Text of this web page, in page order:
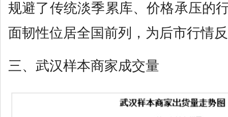
规避了传统淡季累库、价格承压的
面韧性位居全国前列，为后市行情
三、武汉样本商家成交量